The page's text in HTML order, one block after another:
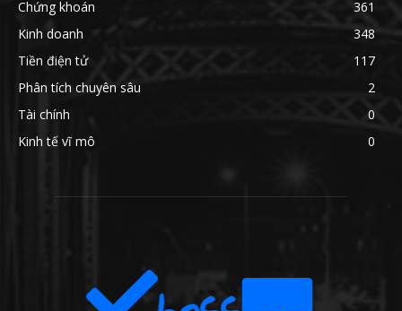
Chứng khoán
361
Kinh doanh
348
Tiền điện tử
117
Phân tích chuyên sâu
2
Tài chính
0
Kinh tế vĩ mô
0